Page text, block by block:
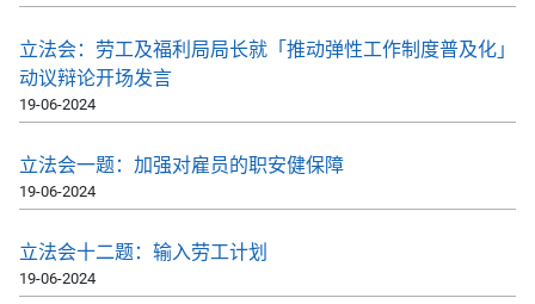
立法会：劳工及福利局局长就「推动弹性工作制度普及化」
动议辩论开场发言
19-06-2024
立法会一题：加强对雇员的职安健保障
19-06-2024
立法会十二题：输入劳工计划
19-06-2024